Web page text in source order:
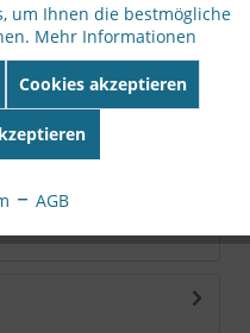
die
für die Wand ...
Anschlusstechnik TP
um Ihnen die bestmögliche
Mehr Informationen
Cookies akzeptieren
AGB